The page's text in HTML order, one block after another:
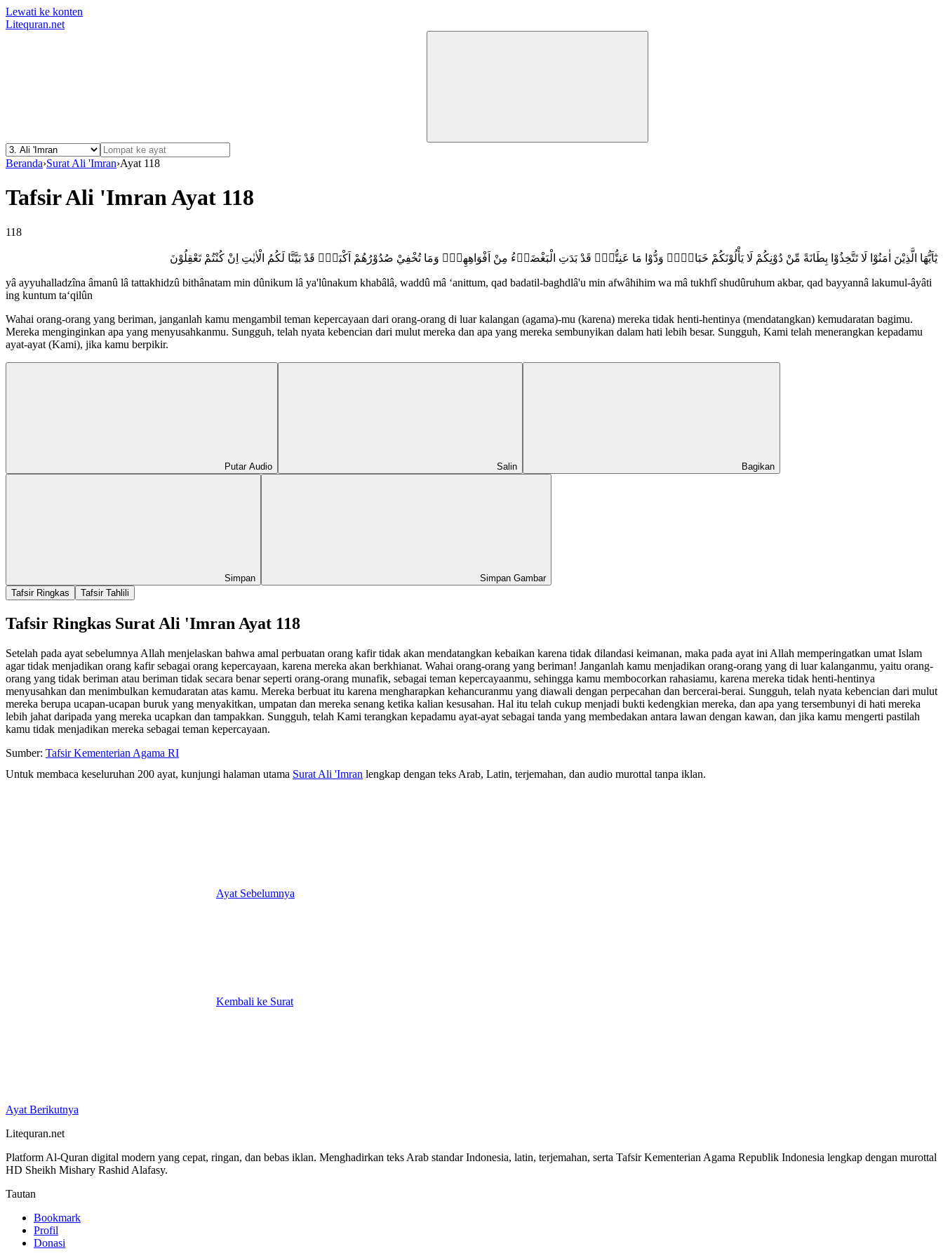
Lewati ke konten
Litequran.net
Beranda›Surat Ali 'Imran›Ayat 118
Tafsir Ali 'Imran Ayat 118
118
يٰٓاَيُّهَا الَّذِيْنَ اٰمَنُوْا لَا تَتَّخِذُوْا بِطَانَةً مِّنْ دُوْنِكُمْ لَا يَأْلُوْنَكُمْ خَبَالًاۗ وَدُّوْا مَا عَنِتُّمْۚ قَدْ بَدَتِ الْبَغْضَاۤءُ مِنْ اَفْوَاهِهِمْۖ وَمَا تُخْفِيْ صُدُوْرُهُمْ اَكْبَرُۗ قَدْ بَيَّنَّا لَكُمُ الْاٰيٰتِ اِنْ كُنْتُمْ تَعْقِلُوْنَ
yâ ayyuhalladzîna âmanû lâ tattakhidzû bithânatam min dûnikum lâ ya'lûnakum khabâlâ, waddû mâ ‘anittum, qad badatil-baghdlâ'u min afwâhihim wa mâ tukhfî shudûruhum akbar, qad bayyannâ lakumul-âyâti
ing kuntum ta‘qilûn
Wahai orang-orang yang beriman, janganlah kamu mengambil teman kepercayaan dari orang-orang di luar kalangan (agama)-mu (karena) mereka tidak henti-hentinya (mendatangkan) kemudaratan bagimu.
Mereka menginginkan apa yang menyusahkanmu. Sungguh, telah nyata kebencian dari mulut mereka dan apa yang mereka sembunyikan dalam hati lebih besar. Sungguh, Kami telah menerangkan kepadamu
ayat-ayat (Kami), jika kamu berpikir.
Putar Audio Salin Bagikan
Simpan
Simpan Gambar
Tafsir Ringkas
Tafsir Tahlili
Tafsir Ringkas Surat Ali 'Imran Ayat 118
Setelah pada ayat sebelumnya Allah menjelaskan bahwa amal perbuatan orang kafir tidak akan mendatangkan kebaikan karena tidak dilandasi keimanan, maka pada ayat ini Allah memperingatkan umat Islam
agar tidak menjadikan orang kafir sebagai orang kepercayaan, karena mereka akan berkhianat. Wahai orang-orang yang beriman! Janganlah kamu menjadikan orang-orang yang di luar kalanganmu, yaitu orang-
orang yang tidak beriman atau beriman tidak secara benar seperti orang-orang munafik, sebagai teman kepercayaanmu, sehingga kamu membocorkan rahasiamu, karena mereka tidak henti-hentinya
menyusahkan dan menimbulkan kemudaratan atas kamu. Mereka berbuat itu karena mengharapkan kehancuranmu yang diawali dengan perpecahan dan bercerai-berai. Sungguh, telah nyata kebencian dari mulut
mereka berupa ucapan-ucapan buruk yang menyakitkan, umpatan dan mereka senang ketika kalian kesusahan. Hal itu telah cukup menjadi bukti kedengkian mereka, dan apa yang tersembunyi di hati mereka
lebih jahat daripada yang mereka ucapkan dan tampakkan. Sungguh, telah Kami terangkan kepadamu ayat-ayat sebagai tanda yang membedakan antara lawan dengan kawan, dan jika kamu mengerti pastilah
kamu tidak menjadikan mereka sebagai teman kepercayaan.
Sumber: Tafsir Kementerian Agama RI
Untuk membaca keseluruhan 200 ayat, kunjungi halaman utama Surat Ali 'Imran lengkap dengan teks Arab, Latin, terjemahan, dan audio murottal tanpa iklan.
Ayat Sebelumnya
Kembali ke Surat
Ayat Berikutnya
Litequran.net
Platform Al-Quran digital modern yang cepat, ringan, dan bebas iklan. Menghadirkan teks Arab standar Indonesia, latin, terjemahan, serta Tafsir Kementerian Agama Republik Indonesia lengkap dengan murottal
HD Sheikh Mishary Rashid Alafasy.
Tautan
Bookmark
Profil
Donasi